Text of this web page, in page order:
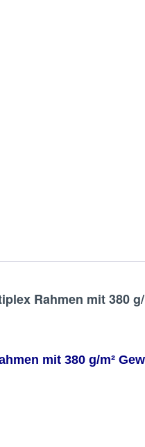
Rahmen mit 380
mit 380 g/m²